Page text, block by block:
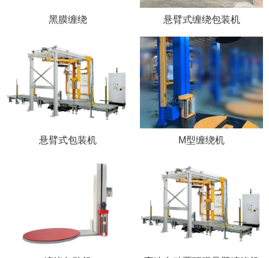
黑膜缠绕 悬臂式缠绕包装机
悬臂式包装机 M型缠绕机